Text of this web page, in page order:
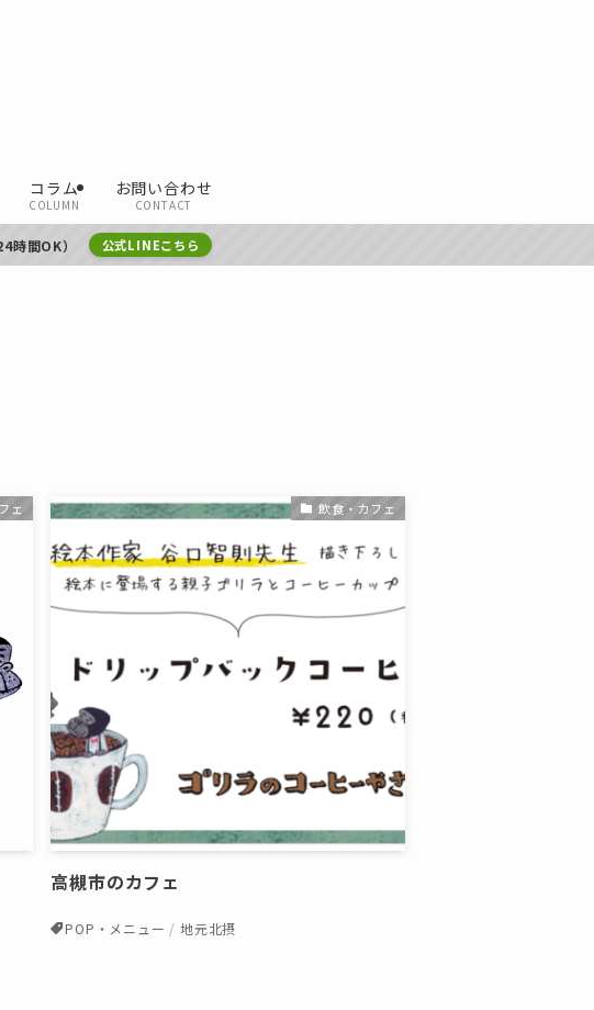
コラム
COLUMN
お問い合わせ
CONTACT
時間OK） 公式LINEこちら
ェ 飲食・カフェ
高槻市のカフェ
POP・メニュー 地元北摂